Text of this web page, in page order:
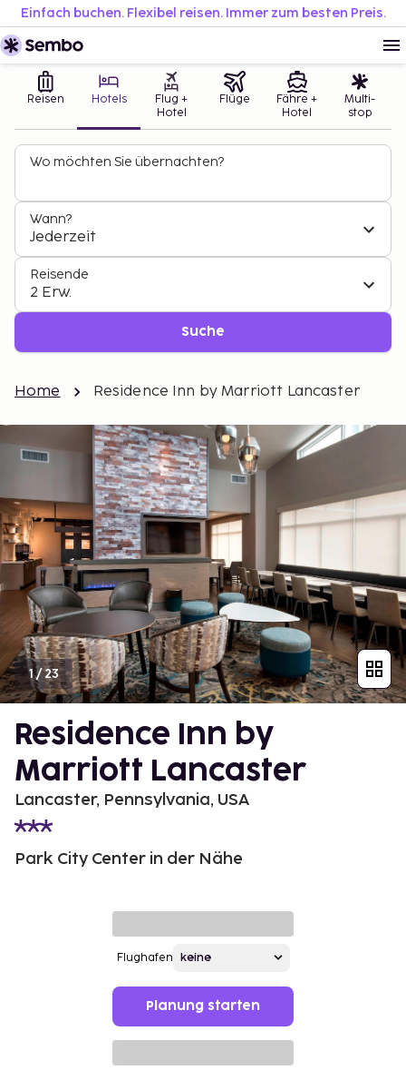
Einfach buchen. Flexibel reisen. Immer zum besten Preis.
Reisen Hotels
Flug +
Hotel
Flüge
Fähre +
Hotel
Multi-
stop
Wo möchten Sie übernachten?
Wann?
Jederzeit
Reisende
2 Erw.
Suche
Home Residence Inn by Marriott Lancaster
1/23
Residence Inn by
Marriott Lancaster
Lancaster, Pennsylvania, USA
Park City Center in der Nähe
Flughafen
Planung starten